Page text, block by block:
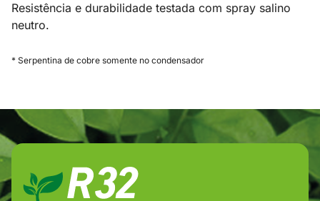
Resistência e durabilidade testada com spray salino
neutro.
* Serpentina de cobre somente no condensador